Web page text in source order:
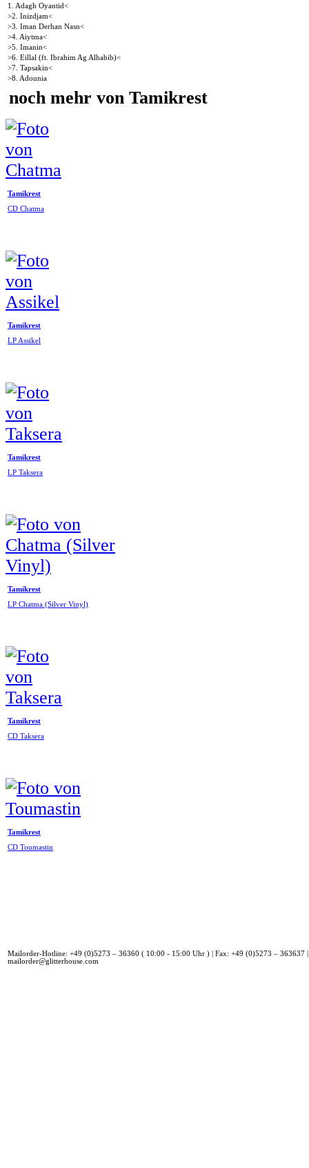
1. Adagh Oyantid<
>2. Inizdjam<
>3. Iman Derhan Nasn<
>4. Aiytma<
>5. Imanin<
>6. Eillal (ft. Ibrahim Ag Alhabib)<
>7. Tapsakin<
>8. Adounia
noch mehr von Tamikrest
Tamikrest
CD Chatma
Tamikrest
LP Assikel
Tamikrest
LP Taksera
Tamikrest
LP Chatma (Silver Vinyl)
Tamikrest
CD Taksera
Tamikrest
CD Toumastin
Mailorder-Hotline: +49 (0)5273 – 36360 ( 10:00 - 15:00 Uhr ) | Fax: +49 (0)5273 – 363637
mailorder@glitterhouse.com